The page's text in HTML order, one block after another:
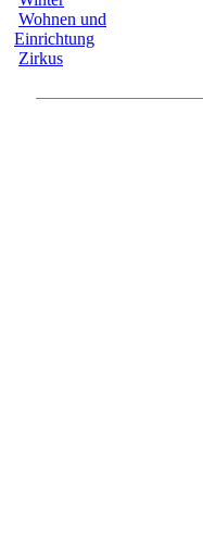
Wohnen und
Einrichtung
Zirkus